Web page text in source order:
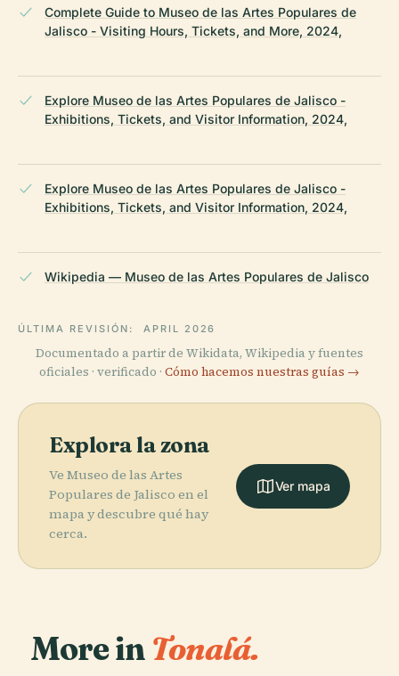
Complete Guide to Museo de las Artes Populares de
Jalisco - Visiting Hours, Tickets, and More, 2024,
Explore Museo de las Artes Populares de Jalisco -
Exhibitions, Tickets, and Visitor Information, 2024,
Explore Museo de las Artes Populares de Jalisco -
Exhibitions, Tickets, and Visitor Information, 2024,
Wikipedia — Museo de las Artes Populares de Jalisco
ÚLTIMA REVISIÓN: APRIL 2026
Documentado a partir de Wikidata, Wikipedia y fuentes
oficiales · verificado · Cómo hacemos nuestras guías →
Explora la zona
Ve Museo de las Artes
Populares de Jalisco en el
mapa y descubre qué hay
cerca.
Ver mapa
More in Tonalá.